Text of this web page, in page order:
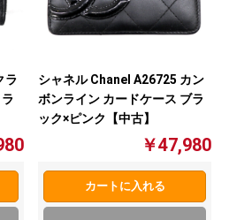
ラ
シャネル Chanel A26725 カン
ボンライン カードケース ブラ
ック×ピンク【中古】
￥47,980
カートに入れる